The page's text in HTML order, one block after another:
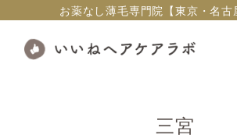
お薬なし薄毛専門院【東京・名古
三宮